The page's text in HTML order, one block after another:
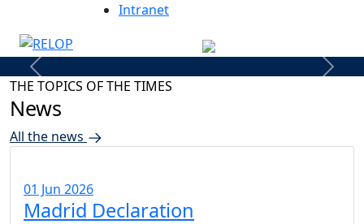
Intranet
Anterior
THE TOPICS OF THE TIMES
News
All the news
01 Jun 2026
Madrid Declaration